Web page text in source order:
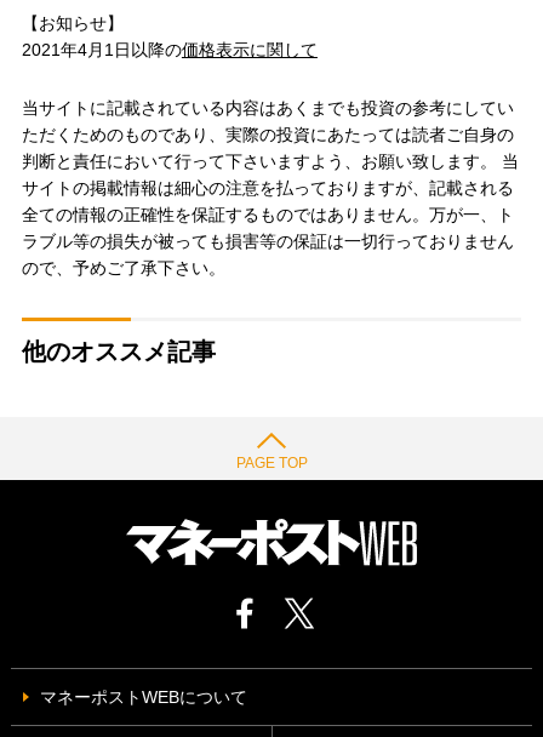
【お知らせ】
2021年4月1日以降の価格表示に関して
当サイトに記載されている内容はあくまでも投資の参考にしてい
ただくためのものであり、実際の投資にあたっては読者ご自身の
判断と責任において行って下さいますよう、お願い致します。 当
サイトの掲載情報は細心の注意を払っておりますが、記載される
全ての情報の正確性を保証するものではありません。万が一、ト
ラブル等の損失が被っても損害等の保証は一切行っておりません
ので、予めご了承下さい。
他のオススメ記事
PAGE TOP
マネーポストWEBについて